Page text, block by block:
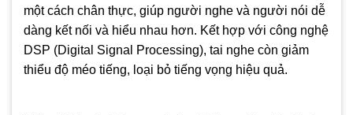
một cách chân thực, giúp người nghe và người nói dễ
dàng kết nối và hiểu nhau hơn. Kết hợp với công nghệ
DSP (Digital Signal Processing), tai nghe còn giảm
thiểu độ méo tiếng, loại bỏ tiếng vọng hiệu quả.